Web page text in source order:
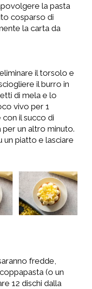
la pasta
cosparso di
la carta da
il torsolo e
il burro in
di mela e lo
vivo per 1
il succo di
un altro minuto.
un piatto e lasciare
fredde,
(o un
12 dischi dalla